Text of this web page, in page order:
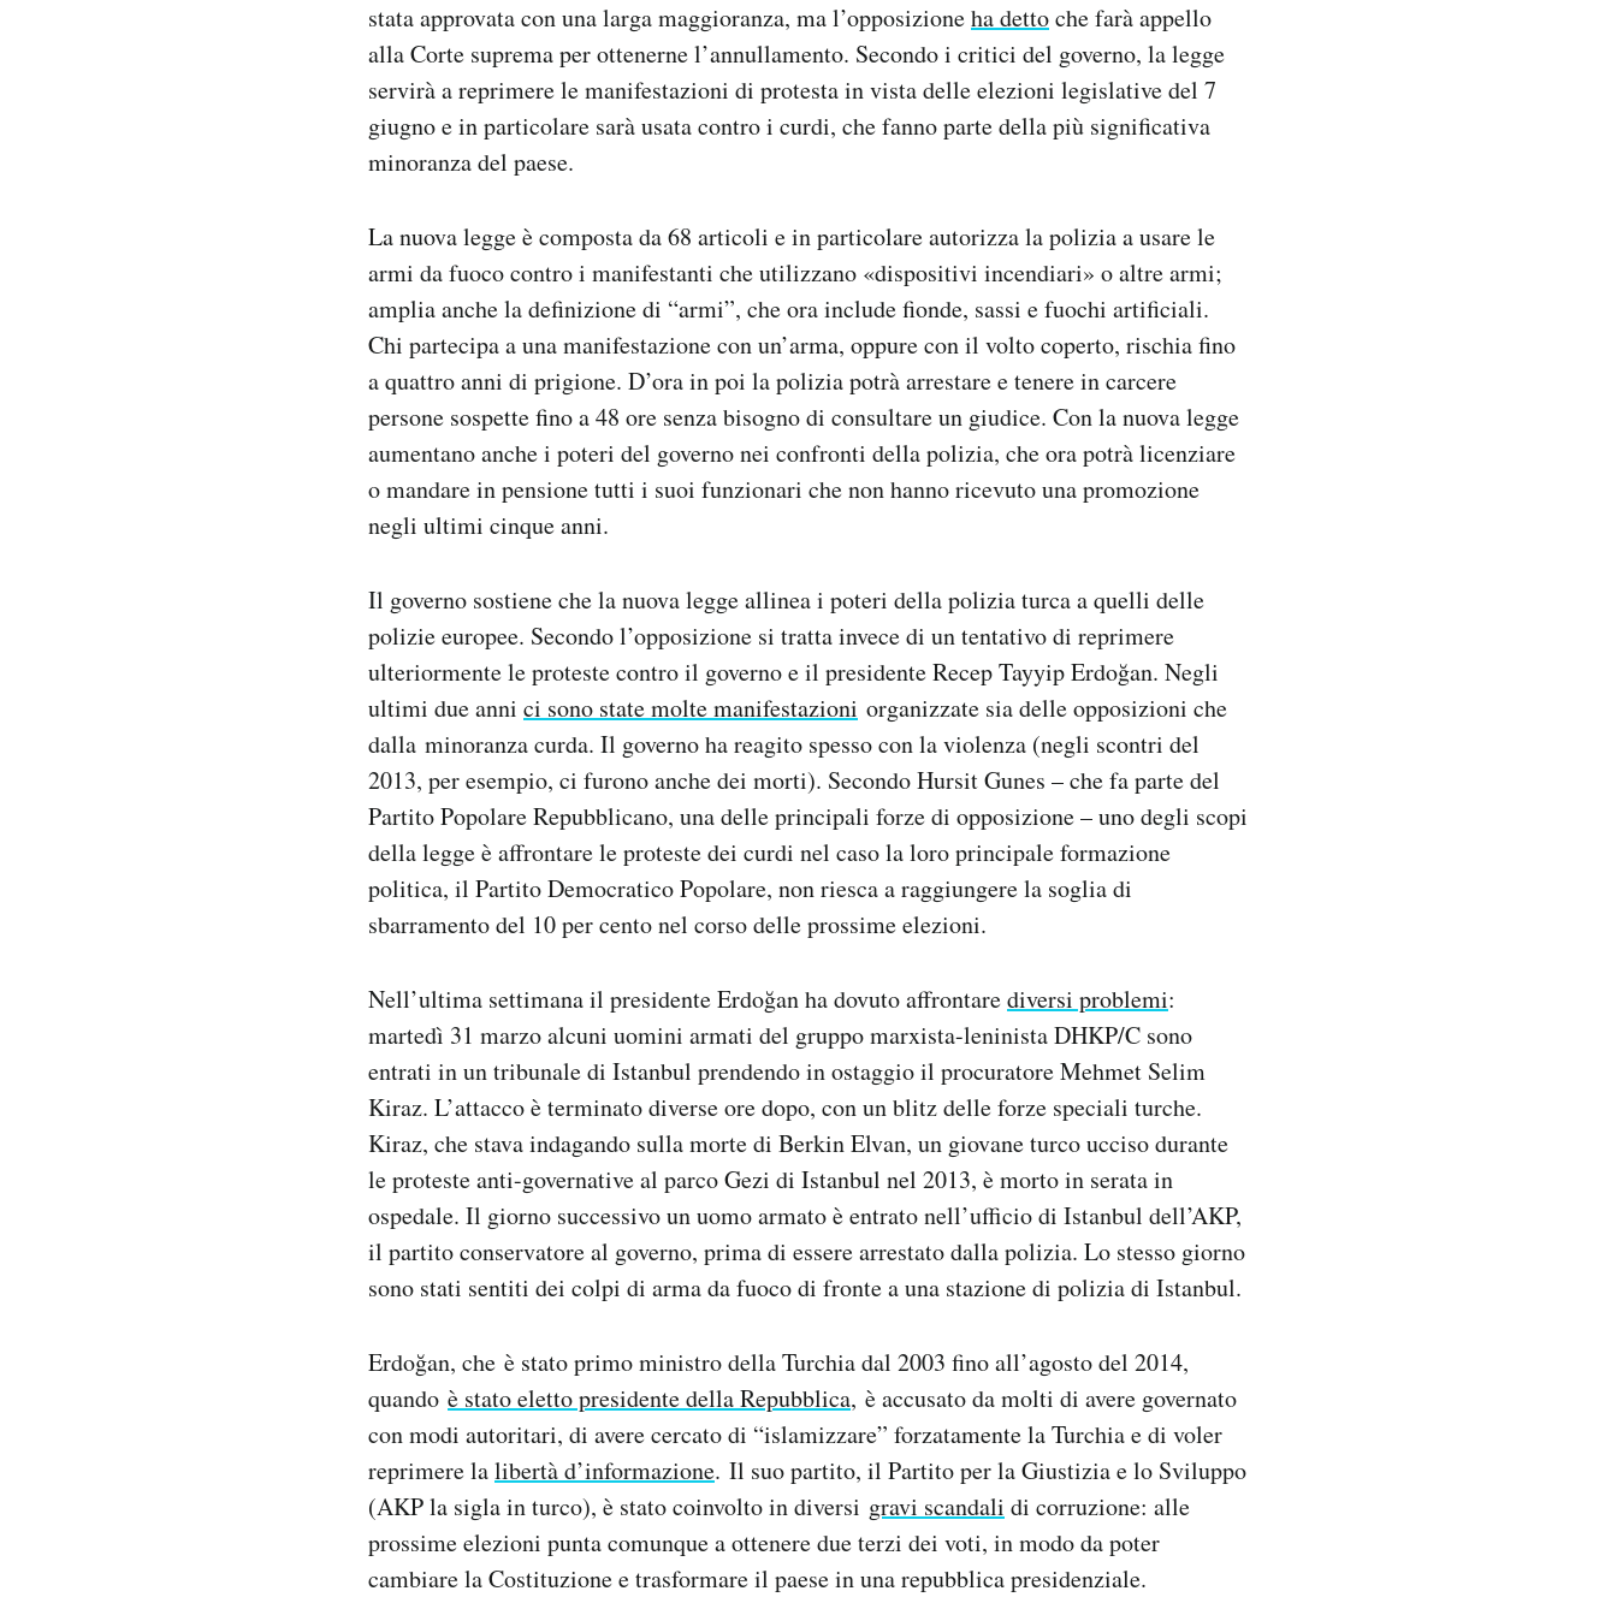
stata approvata con una larga maggioranza, ma l’opposizioneha dettoche farà appello
alla Corte suprema per ottenerne l’annullamento. Secondo i critici del governo, la legge
servirà a reprimere le manifestazioni di protesta in vista delle elezioni legislative del 7
giugno e in particolare sarà usata contro i curdi, che fanno parte della più significativa
minoranza del paese.
La nuova legge è composta da 68 articoli e in particolare autorizza la polizia a usare le
armi da fuoco contro i manifestanti che utilizzano «dispositivi incendiari» o altre armi;
amplia anche la definizione di “armi”, che ora include fionde, sassi e fuochi artificiali.
Chi partecipa a una manifestazione con un’arma, oppure con il volto coperto, rischia fino
a quattro anni di prigione. D’ora in poi la polizia potrà arrestare e tenere in carcere
persone sospette fino a 48 ore senza bisogno di consultare un giudice. Con la nuova legge
aumentano anche i poteri del governo nei confronti della polizia, che ora potrà licenziare
o mandare in pensione tutti i suoi funzionari che non hanno ricevuto una promozione
negli ultimi cinque anni.
Il governo sostiene che la nuova legge allinea i poteri della polizia turca a quelli delle
polizie europee. Secondo l’opposizione si tratta invece di un tentativo di reprimere
ulteriormente le proteste contro il governo e il presidente Recep Tayyip Erdoğan. Negli
ultimi due anni ci sono state molte manifestazioni organizzate sia delle opposizioni che
dalla minoranza curda. Il governo ha reagito spesso con la violenza (negli scontri del
2013, per esempio, ci furono anche dei morti). Secondo Hursit Gunes – che fa parte del
Partito Popolare Repubblicano, una delle principali forze di opposizione – uno degli scopi
della legge è affrontare le proteste dei curdi nel caso la loro principale formazione
politica, il Partito Democratico Popolare, non riesca a raggiungere la soglia di
sbarramento del 10 per cento nel corso delle prossime elezioni.
Nell’ultima settimana il presidente Erdoğan ha dovuto affrontarediversi problemi:
martedì 31 marzo alcuni uomini armati del gruppo marxista-leninista DHKP/C sono
entrati in un tribunale di Istanbul prendendo in ostaggio il procuratore Mehmet Selim
Kiraz. L’attacco è terminato diverse ore dopo, con un blitz delle forze speciali turche.
Kiraz, che stava indagando sulla morte di Berkin Elvan, un giovane turco ucciso durante
le proteste anti-governative al parco Gezi di Istanbul nel 2013, è morto in serata in
ospedale. Il giorno successivo un uomo armato è entrato nell’ufficio di Istanbul dell’AKP,
il partito conservatore al governo, prima di essere arrestato dalla polizia. Lo stesso giorno
sono stati sentiti dei colpi di arma da fuoco di fronte a una stazione di polizia di Istanbul.
Erdoğan, che è stato primo ministro della Turchia dal 2003 fino all’agosto del 2014,
quando è stato eletto presidente della Repubblica, è accusato da molti di avere governato
con modi autoritari, di avere cercato di “islamizzare” forzatamente la Turchia e di voler
reprimere lalibertà d’informazione. Il suo partito, il Partito per la Giustizia e lo Sviluppo
(AKP la sigla in turco), è stato coinvolto in diversi gravi scandali di corruzione: alle
prossime elezioni punta comunque a ottenere due terzi dei voti, in modo da poter
cambiare la Costituzione e trasformare il paese in una repubblica presidenziale.